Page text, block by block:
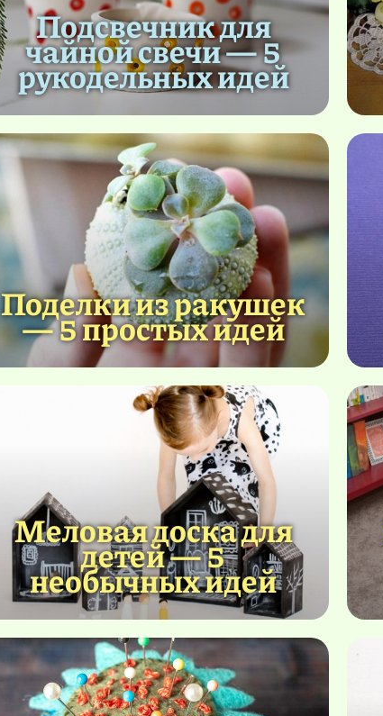
Подсвечник для
чайной свечи — 5
рукодельных идей
Поделки из ракушек
— 5 простых идей
Меловая доска для
детей — 5
необычных идей